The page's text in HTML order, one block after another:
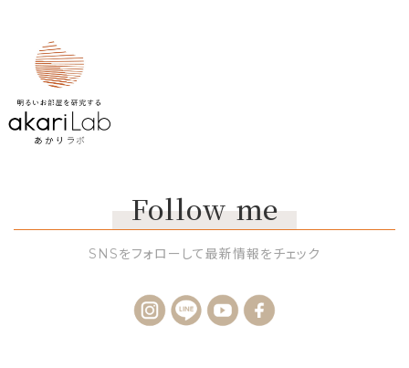
Follow me
SNSをフォローして最新情報をチェック